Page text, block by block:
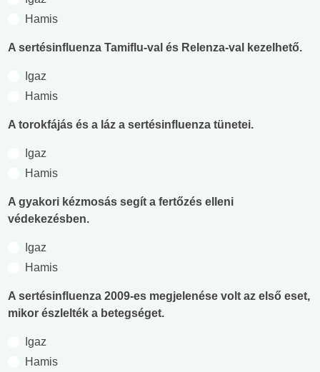
Hamis
A sertésinfluenza Tamiflu-val és Relenza-val kezelhető.
Igaz
Hamis
A torokfájás és a láz a sertésinfluenza tünetei.
Igaz
Hamis
A gyakori kézmosás segít a fertőzés elleni
védekezésben.
Igaz
Hamis
A sertésinfluenza 2009-es megjelenése volt az első eset,
mikor észlelték a betegséget.
Igaz
Hamis